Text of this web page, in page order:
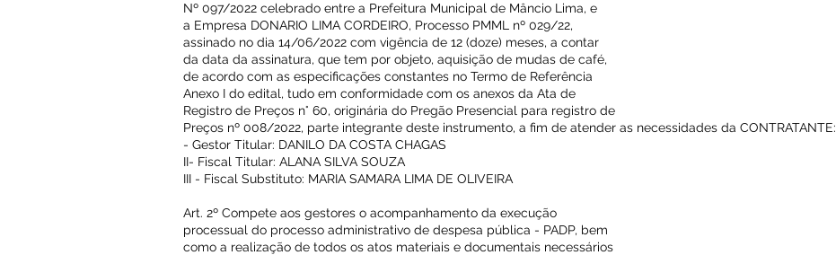
Nº 097/2022 celebrado entre a Prefeitura Municipal de Mâncio Lima, e
a Empresa DONARIO LIMA CORDEIRO, Processo PMML nº 029/22,
assinado no dia 14/06/2022 com vigência de 12 (doze) meses, a contar
da data da assinatura, que tem por objeto, aquisição de mudas de café,
de acordo com as especificações constantes no Termo de Referência
Anexo I do edital, tudo em conformidade com os anexos da Ata de
Registro de Preços n° 60, originária do Pregão Presencial para registro de
Preços nº 008/2022, parte integrante deste instrumento, a fim de atender as necessidades da CONTRATANTE:
- Gestor Titular: DANILO DA COSTA CHAGAS
II- Fiscal Titular: ALANA SILVA SOUZA
III - Fiscal Substituto: MARIA SAMARA LIMA DE OLIVEIRA
Art. 2º Compete aos gestores o acompanhamento da execução
processual do processo administrativo de despesa pública - PADP, bem
como a realização de todos os atos materiais e documentais necessários